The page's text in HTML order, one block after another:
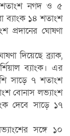
শতাংশ নগদ ও ৫
ব্যাংক ১৪ শতাংশ
প্রদানের ঘোষণা
দিয়েছে ব্র্যাক,
ব্যাংক। এর
সাড়ে ৭ শতাংশ
বোনাস লভ্যাংশ
দেবে সাড়ে ১৭
সঙ্গে ১০